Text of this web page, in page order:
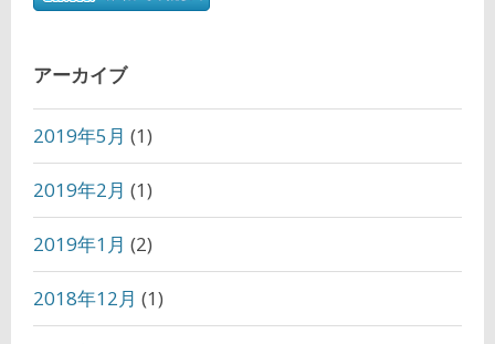
アーカイブ
2019年5月 (1)
2019年2月 (1)
2019年1月 (2)
2018年12月 (1)